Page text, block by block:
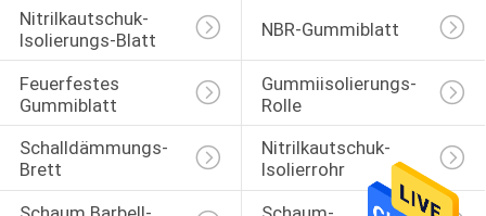
Nitrilkautschuk-
Isolierungs-Blatt
NBR-Gummiblatt
Feuerfestes
Gummiblatt
Gummiisolierungs-
Rolle
Schalldämmungs-
Brett
Nitrilkautschuk-
Isolierrohr